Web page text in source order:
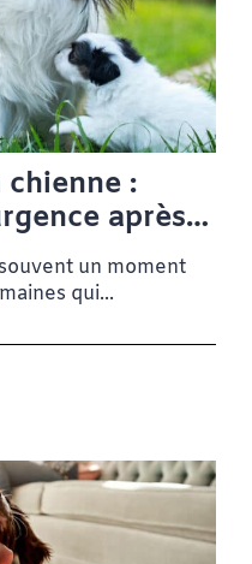
chienne :
après
un moment
qui...